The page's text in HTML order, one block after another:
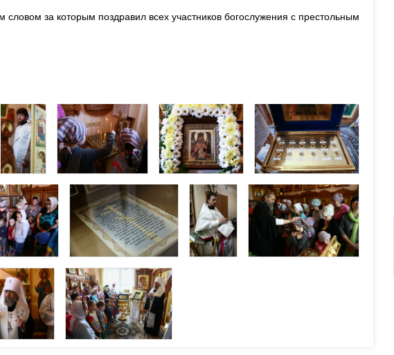
за которым поздравил всех участников богослужения с престольным